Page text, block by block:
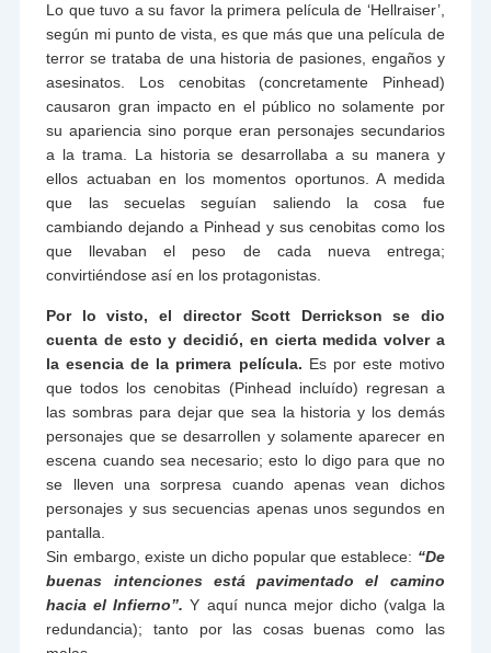
Lo que tuvo a su favor la primera película de ‘Hellraiser’,
según mi punto de vista, es que más que una película de
terror se trataba de una historia de pasiones, engaños y
asesinatos. Los cenobitas (concretamente Pinhead)
causaron gran impacto en el público no solamente por
su apariencia sino porque eran personajes secundarios
a la trama. La historia se desarrollaba a su manera y
ellos actuaban en los momentos oportunos. A medida
que las secuelas seguían saliendo la cosa fue
cambiando dejando a Pinhead y sus cenobitas como los
que llevaban el peso de cada nueva entrega;
convirtiéndose así en los protagonistas.
Por lo visto, el director Scott Derrickson se dio
cuenta de esto y decidió, en cierta medida volver a
la esencia de la primera película. Es por este motivo
que todos los cenobitas (Pinhead incluído) regresan a
las sombras para dejar que sea la historia y los demás
personajes que se desarrollen y solamente aparecer en
escena cuando sea necesario; esto lo digo para que no
se lleven una sorpresa cuando apenas vean dichos
personajes y sus secuencias apenas unos segundos en
pantalla.
Sin embargo, existe un dicho popular que establece: “De
buenas intenciones está pavimentado el camino
hacia el Infierno”. Y aquí nunca mejor dicho (valga la
redundancia); tanto por las cosas buenas como las